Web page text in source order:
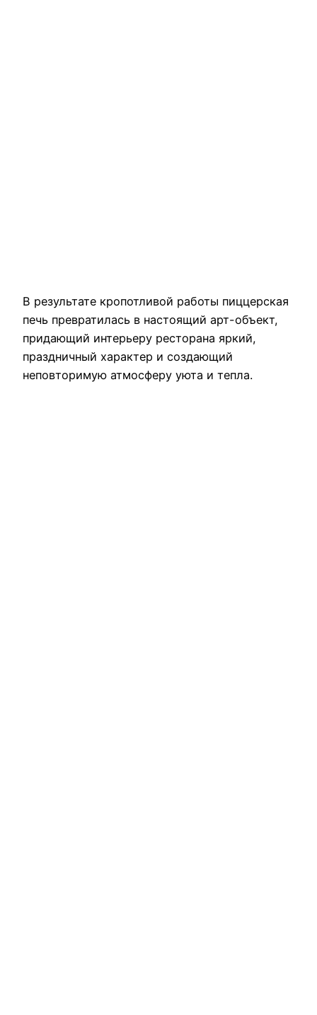
В результате кропотливой работы пиццерская
печь превратилась в настоящий арт-объект,
придающий интерьеру ресторана яркий,
праздничный характер и создающий
неповторимую атмосферу уюта и тепла.